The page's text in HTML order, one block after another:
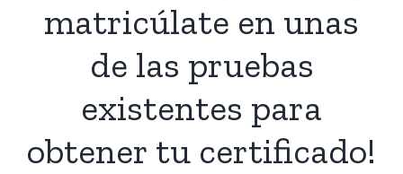
matricúlate en unas
de las pruebas
existentes para
obtener tu certificado!